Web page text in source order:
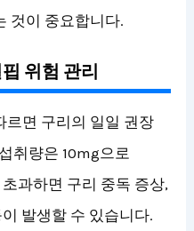
것이 중요합니다.
위험 관리
르면 구리의 일일 권장
취량은 10mg으로
과하면 구리 중독 증상,
발생할 수 있습니다.